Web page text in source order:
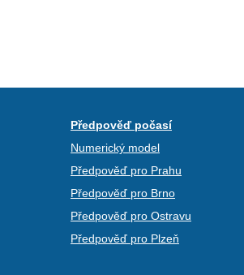
Předpověď počasí
Numerický model
Předpověď pro Prahu
Předpověď pro Brno
Předpověď pro Ostravu
Předpověď pro Plzeň